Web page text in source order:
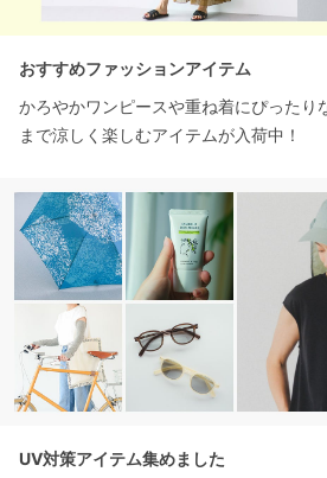
おすすめファッションアイテム
かろやかワンピースや重ね着にぴったり
まで涼しく楽しむアイテムが入荷中！
UV対策アイテム集めました